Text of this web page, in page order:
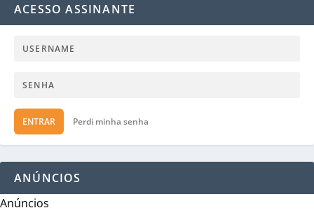
ACESSO ASSINANTE
ENTRAR Perdi minha senha
ANÚNCIOS
Anúncios